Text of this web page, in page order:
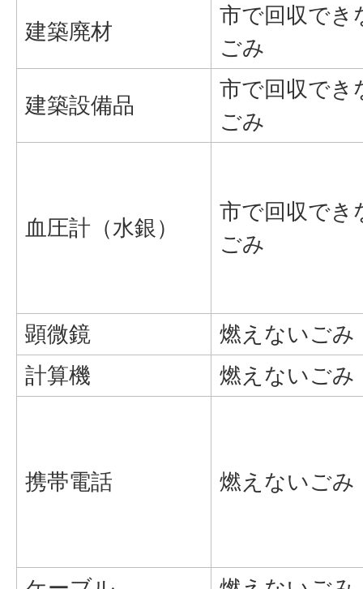
建築廃材
市で回収でき
ごみ
建築設備品
市で回収でき
ごみ
血圧計（水銀）
市で回収でき
ごみ
顕微鏡
燃えないごみ
計算機
燃えないごみ
携帯電話 燃えないごみ